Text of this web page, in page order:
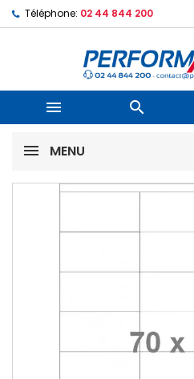
Téléphone: 02 44 844 200
 
MENU